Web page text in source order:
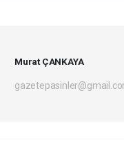
Murat ÇANKAYA